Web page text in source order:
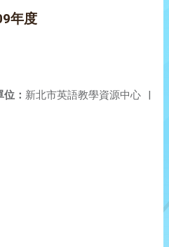
年度
： 新北市英語教學資源中心 |